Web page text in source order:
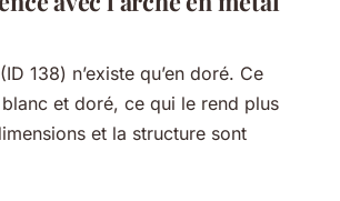
138) n’existe qu’en doré. Ce
et doré, ce qui le rend plus
et la structure sont